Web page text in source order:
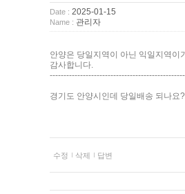
Date : 2025-01-15
Name : 관리자
안양은 당일지역이 아닌 익일지역이
감사합니다.
경기도 안양시인데 당일배송 되나요?
수정 삭제 답변